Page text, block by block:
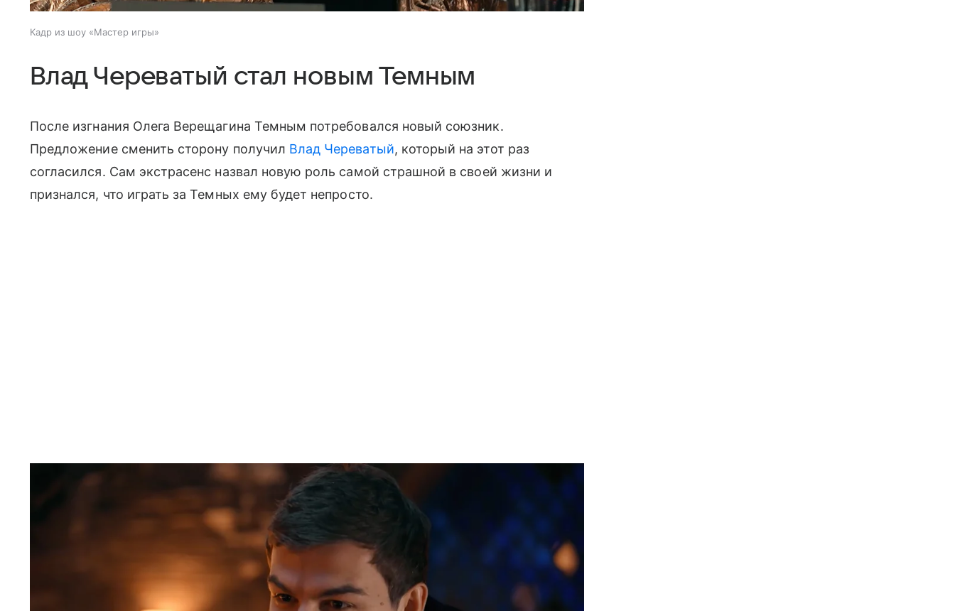
Кадр из шоу «Мастер игры»
Влад Череватый стал новым Темным
После изгнания Олега Верещагина Темным потребовался новый союзник.
Предложение сменить сторону получил Влад Череватый, который на этот раз
согласился. Сам экстрасенс назвал новую роль самой страшной в своей жизни и
признался, что играть за Темных ему будет непросто.